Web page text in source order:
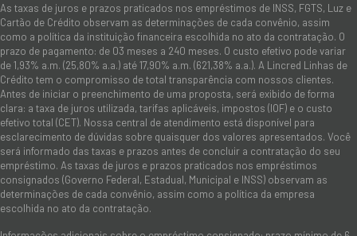
As taxas de juros e prazos praticados nos empréstimos de INSS, FGTS, Luz e
Cartão de Crédito observam as determinações de cada convênio, assim
como a política da instituição financeira escolhida no ato da contratação. O
prazo de pagamento: de 03 meses a 240 meses. O custo efetivo pode variar
de 1,93% a.m. (25,80% a.a.) até 17,90% a.m. (621,38% a.a.). A Lincred Linhas de
Crédito tem o compromisso de total transparência com nossos clientes.
Antes de iniciar o preenchimento de uma proposta, será exibido de forma
clara: a taxa de juros utilizada, tarifas aplicáveis, impostos (IOF) e o custo
efetivo total (CET). Nossa central de atendimento está disponível para
esclarecimento de dúvidas sobre quaisquer dos valores apresentados. Você
será informado das taxas e prazos antes de concluir a contratação do seu
empréstimo. As taxas de juros e prazos praticados nos empréstimos
consignados (Governo Federal, Estadual, Municipal e INSS) observam as
determinações de cada convênio, assim como a política da empresa
escolhida no ato da contratação.